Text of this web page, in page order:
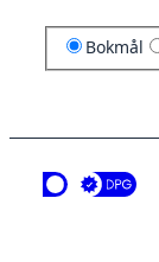
Bokmål